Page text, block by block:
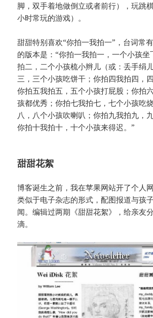
脚，双手着地做倒立或者前行），玩跳
小时常玩的游戏）。
甜甜特别喜欢“你拍一我拍一”，台词常
的版本是：“你拍一我拍一，一个小孩
拍二，二个小孩梳小辫儿（或：丢手绢
三，三个小孩吃饼干；你拍四我拍四，
你拍五我拍五，五个小孩打屁股；你拍
孩都优秀；你拍七我拍七，七个小孩吃
八，八个小孩吹喇叭；你拍九我拍九，
你拍十我拍十，十个小孩来得迟。”
甜甜花絮
博客诞生之前，我在苹果网站开了个人
类似于电子杂志的形式，配图报道与孩
闻。编辑过两期《甜甜花絮》，给亲友
滴。